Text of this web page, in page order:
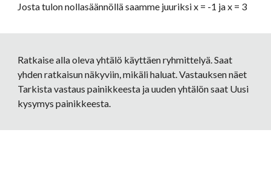
Josta tulon nollasäännöllä saamme juuriksi x = -1 ja x = 3
Ratkaise alla oleva yhtälö käyttäen ryhmittelyä. Saat
yhden ratkaisun näkyviin, mikäli haluat. Vastauksen näet
Tarkista vastaus painikkeesta ja uuden yhtälön saat Uusi
kysymys painikkeesta.